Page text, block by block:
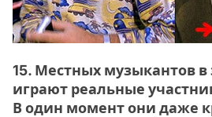
15. Местных музыкантов в
играют реальные
В один момент они даже